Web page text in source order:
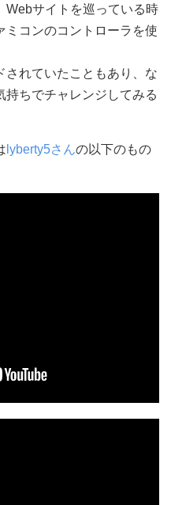
Webサイトを巡っている時
ミコンのコントローラを使
されていたこともあり、な
持ちでチャレンジしてみる
lyberty5さんの以下のもの